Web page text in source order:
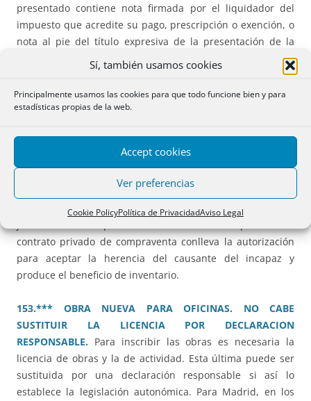
Sí, también usamos cookies
Principalmente usamos las cookies para que todo funcione bien y para
estadísticas propias de la web.
Accept cookies
Ver preferencias
Cookie PolicyPolítica de PrivacidadAviso Legal
presentado contiene nota firmada por el liquidador del
impuesto que acredite su pago, prescripción o exención, o
nota al pie del título expresiva de la presentación de la
autoliquidación correspondiente.
148.** ANOTACIÓN PREVENTIVA DE PROHIBICIÓN DE
DISPONER. TRACTO SUCESIVO.
emplazado ni demandado ni concurre excepción legal
(penal o tributaria) ni judicial (doctrina
152.** VENTA POR TUTOR CON AUTORIZACIÓN JUDICIAL
Y ACEPTACIÓN PREVIA DE HERENCIA.La autorización
contrato privado de compraventa conlleva la autorización
para aceptar la herencia del causante del incapaz y
produce el beneficio de inventario.
153.*** OBRA NUEVA PARA OFICINAS. NO CABE
SUSTITUIR LA LICENCIA POR DECLARACION
RESPONSABLE. Para inscribir las obras es necesaria la
licencia de obras y la de actividad. Esta última puede ser
sustituida por una declaración responsable si así lo
establece la legislación autonómica. Para Madrid, en los